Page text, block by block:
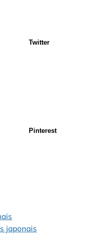
Twitter
Pinterest
japonais